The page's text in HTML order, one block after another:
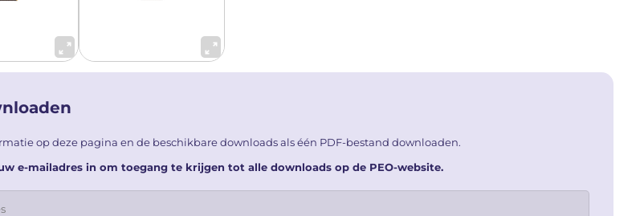
op deze pagina en de beschikbare downloads als één PDF-bestand downloaden.
e-mailadres in om toegang te krijgen tot alle downloads op de PEO-website.